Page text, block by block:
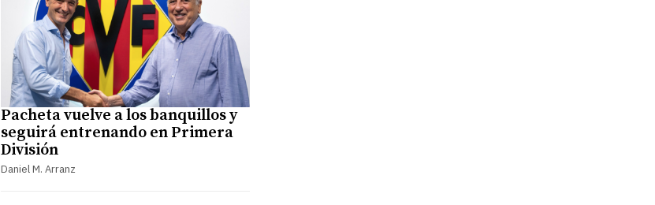
Pacheta vuelve a los banquillos y
seguirá entrenando en Primera
División
Daniel M. Arranz